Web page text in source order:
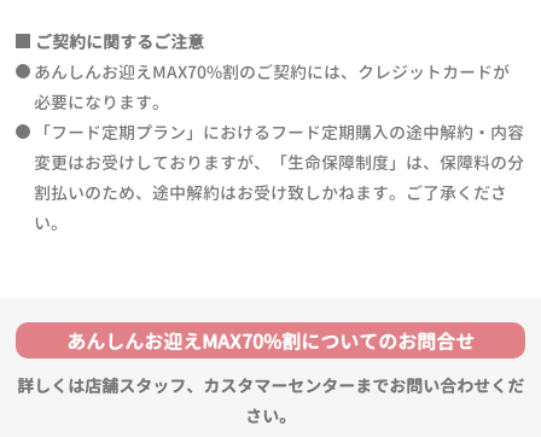
ご契約に関するご注意
あんしんお迎えMAX70%割のご契約には、クレジットカードが
必要になります。
「フード定期プラン」におけるフード定期購入の途中解約・内容
変更はお受けしておりますが、「生命保障制度」は、保障料の分
割払いのため、途中解約はお受け致しかねます。ご了承くださ
い。
あんしんお迎えMAX70%割についてのお問合せ
詳しくは店舗スタッフ、カスタマーセンターまでお問い合わせくだ
さい。